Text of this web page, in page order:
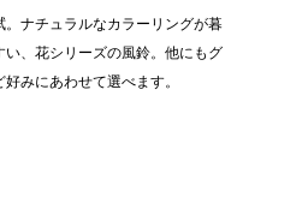
。ナチュラルなカラーリングが暮
い、花シリーズの風鈴。他にもグ
みにあわせて選べます。